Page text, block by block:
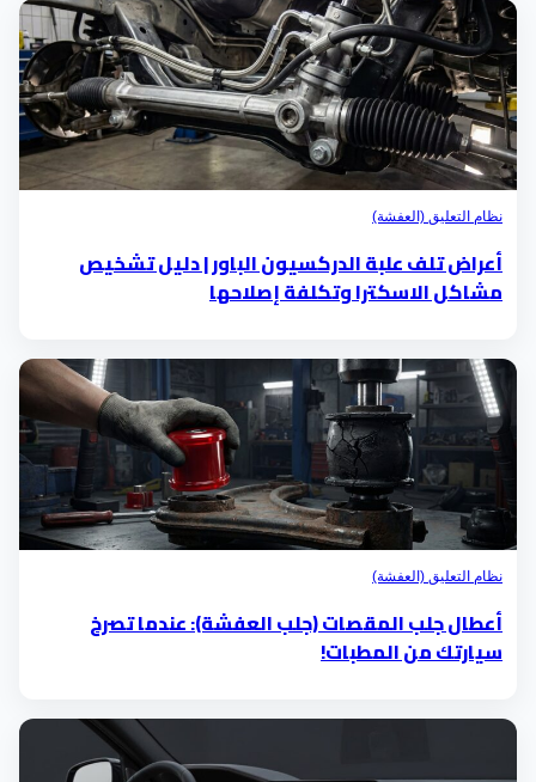
نظام التعليق (العفشة)
أعراض تلف علبة الدركسيون الباور | دليل تشخيص
مشاكل الاسكترا وتكلفة إصلاحها
نظام التعليق (العفشة)
أعطال جلب المقصات (جلب العفشة): عندما تصرخ
سيارتك من المطبات!